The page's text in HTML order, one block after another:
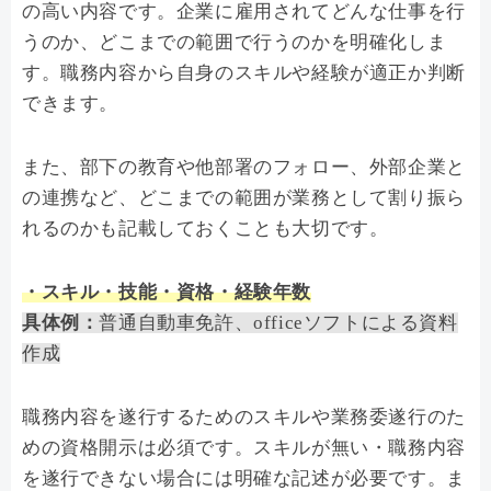
の高い内容です。企業に雇用されてどんな仕事を行
うのか、どこまでの範囲で行うのかを明確化しま
す。職務内容から自身のスキルや経験が適正か判断
できます。
また、部下の教育や他部署のフォロー、外部企業と
の連携など、どこまでの範囲が業務として割り振ら
れるのかも記載しておくことも大切です。
・スキル・技能・資格・経験年数
具体例：普通自動車免許、officeソフトによる資料
作成
職務内容を遂行するためのスキルや業務委遂行のた
めの資格開示は必須です。スキルが無い・職務内容
を遂行できない場合には明確な記述が必要です。ま